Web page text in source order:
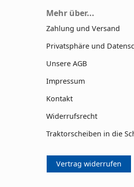
Mehr über...
Zahlung und Versand
Privatsphäre und
Unsere AGB
Impressum
Kontakt
Widerrufsrecht
Traktorscheiben in die
Vertrag widerrufen